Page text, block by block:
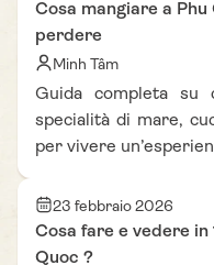
Cosa mangiare a
perdere
Minh Tâm
Guida completa su
specialità di mare,
per vivere
23 febbraio 2026
Cosa fare e vedere in
Quoc ?